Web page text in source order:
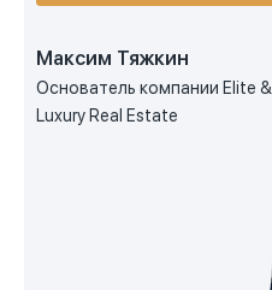
Максим Тяжкин
Основатель компании Elite &
Luxury Real Estate